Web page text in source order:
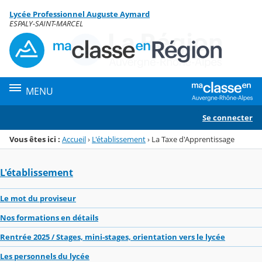
Menu de la rubrique
Contenu
Lycée Professionnel Auguste Aymard
ESPALY-SAINT-MARCEL
MENU
Se connecter
Vous êtes ici : Accueil› L'établissement› La Taxe d'Apprentissage
L'établissement
Le mot du proviseur
Nos formations en détails
Rentrée 2025 / Stages, mini-stages, orientation vers le lycée
Les personnels du lycée